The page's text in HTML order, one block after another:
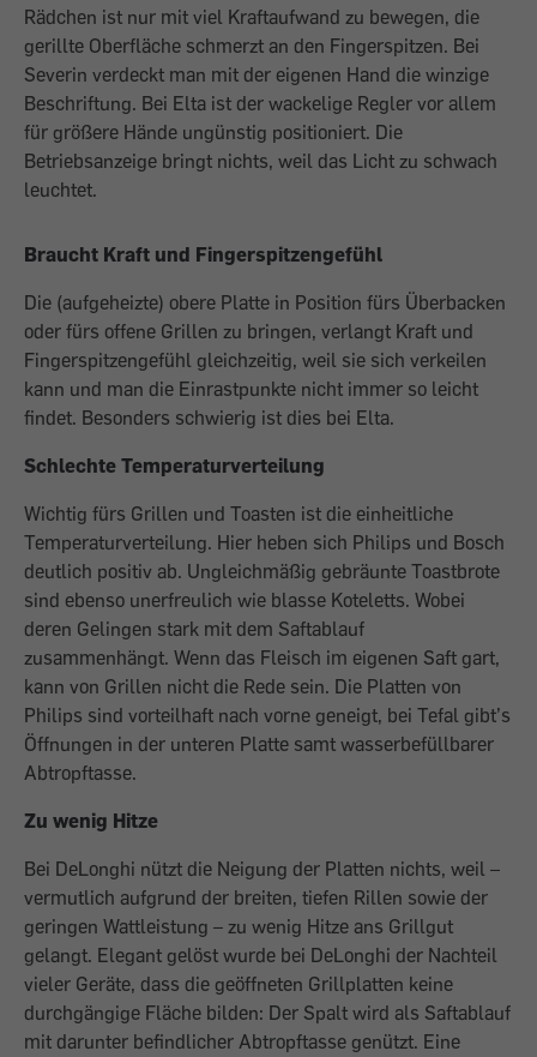
Rädchen ist nur mit viel Kraftaufwand zu bewegen, die
gerillte Oberfläche schmerzt an den Fingerspitzen. Bei
Severin verdeckt man mit der eigenen Hand die winzige
Beschriftung. Bei Elta ist der wackelige Regler vor allem
für größere Hände ungünstig positioniert. Die
Betriebsanzeige bringt nichts, weil das Licht zu schwach
leuchtet.
Braucht Kraft und Fingerspitzengefühl
Die (aufgeheizte) obere Platte in Position fürs Überbacken
oder fürs offene Grillen zu bringen, verlangt Kraft und
Fingerspitzengefühl gleichzeitig, weil sie sich verkeilen
kann und man die Einrastpunkte nicht immer so leicht
findet. Besonders schwierig ist dies bei Elta.
Schlechte Temperaturverteilung
Wichtig fürs Grillen und Toasten ist die einheitliche
Temperaturverteilung. Hier heben sich Philips und Bosch
deutlich positiv ab. Ungleichmäßig gebräunte Toastbrote
sind ebenso unerfreulich wie blasse Koteletts. Wobei
deren Gelingen stark mit dem Saftablauf
zusammenhängt. Wenn das Fleisch im eigenen Saft gart,
kann von Grillen nicht die Rede sein. Die Platten von
Philips sind vorteilhaft nach vorne geneigt, bei Tefal gibt’s
Öffnungen in der unteren Platte samt wasserbefüllbarer
Abtropftasse.
Zu wenig Hitze
Bei DeLonghi nützt die Neigung der Platten nichts, weil –
vermutlich aufgrund der breiten, tiefen Rillen sowie der
geringen Wattleistung – zu wenig Hitze ans Grillgut
gelangt. Elegant gelöst wurde bei DeLonghi der Nachteil
vieler Geräte, dass die geöffneten Grillplatten keine
durchgängige Fläche bilden: Der Spalt wird als Saftablauf
mit darunter befindlicher Abtropftasse genützt. Eine